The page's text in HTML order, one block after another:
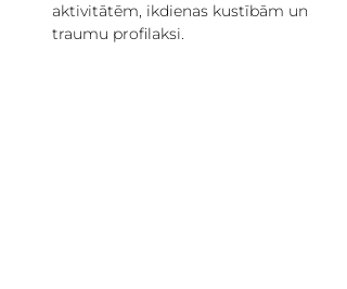
aktivitātēm, ikdienas kustībām un
traumu profilaksi.